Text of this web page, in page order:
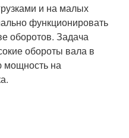
и на малых
функционировать
оборотов. Задача
обороты вала в
мощность на